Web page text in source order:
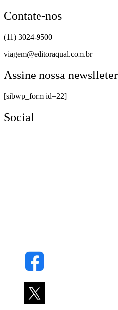
Contate-nos
(11) 3024-9500
viagem@editoraqual.com.br
Assine nossa newslleter
[sibwp_form id=22]
Social